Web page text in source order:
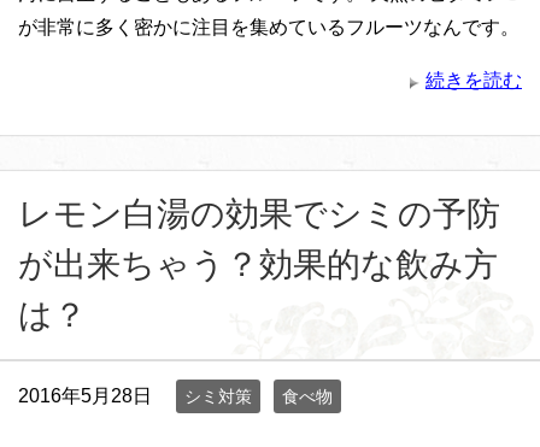
が非常に多く密かに注目を集めているフルーツなんです。
続きを読む
レモン白湯の効果でシミの予防
が出来ちゃう？効果的な飲み方
は？
2016年5月28日 シミ対策 食べ物